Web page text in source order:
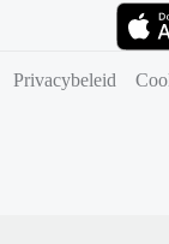
Privacybeleid